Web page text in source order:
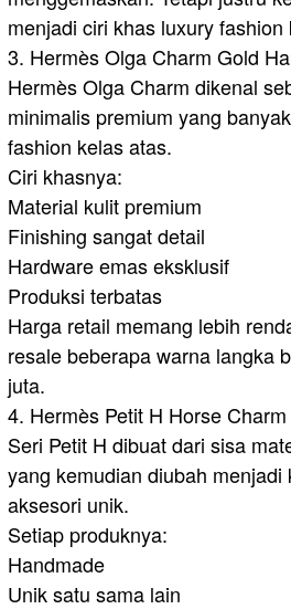
menjadi ciri khas luxury fashion
3. Hermès Olga Charm Gold
Hermès Olga Charm dikenal
minimalis premium yang
fashion kelas atas.
Ciri khasnya:
Material kulit premium
Finishing sangat detail
Hardware emas eksklusif
Produksi terbatas
Harga retail memang lebih
resale beberapa warna langka
juta.
4. Hermès Petit H Horse
Seri Petit H dibuat dari sisa
yang kemudian diubah menjadi
aksesori unik.
Setiap produknya:
Handmade
Unik satu sama lain